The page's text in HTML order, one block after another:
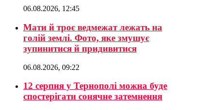
06.08.2026, 12:45
Мати й троє ведмежат лежать на
голій землі. Фото, яке змушує
зупинитися й придивитися
06.08.2026, 09:22
12 серпня у Тернополі можна буде
спостерігати сонячне затемнення